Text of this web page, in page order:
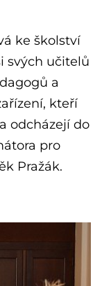
ke školství
svých učitelů
a
kteří
odcházejí do
pro
Pražák.